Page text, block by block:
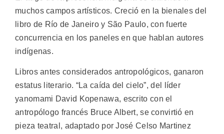
muchos campos artísticos. Creció en la bienales del
libro de Río de Janeiro y São Paulo, con fuerte
concurrencia en los paneles en que hablan autores
indígenas.
Libros antes considerados antropológicos, ganaron
estatus literario. “La caída del cielo”, del líder
yanomami David Kopenawa, escrito con el
antropólogo francés Bruce Albert, se convirtió en
pieza teatral, adaptado por José Celso Martinez